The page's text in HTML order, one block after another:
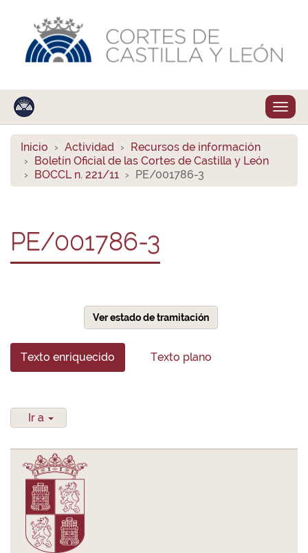
Inicio Actividad
Recursos de información
Boletín Oficial de las Cortes de Castilla y León
BOCCL n. 221/11
PE/001786-3
PE/001786-3
Ver estado de tramitación
Texto enriquecido Texto plano
Ir a